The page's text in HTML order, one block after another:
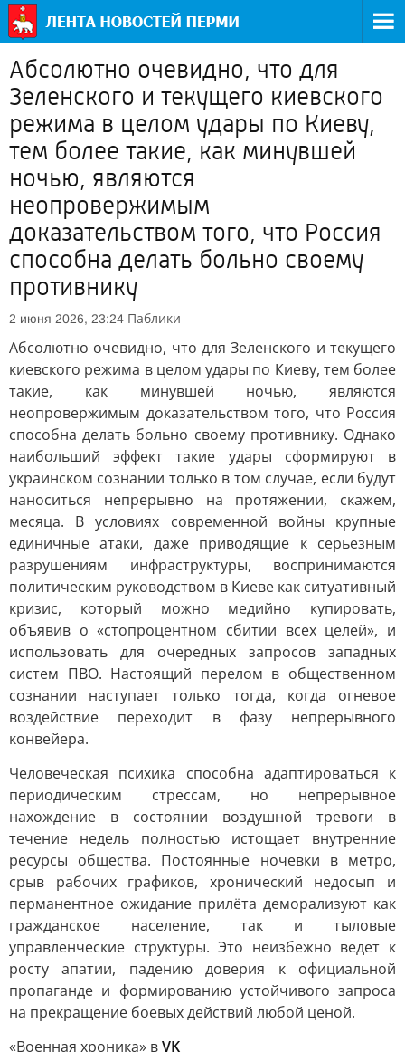
Абсолютно очевидно, что для
Зеленского и текущего киевского
режима в целом удары по Киеву,
тем более такие, как минувшей
ночью, являются
неопровержимым
доказательством того, что Россия
способна делать больно своему
противнику
2 июня 2026, 23:24 Паблики
Абсолютно очевидно, что для Зеленского и текущего
киевского режима в целом удары по Киеву, тем более
такие, как минувшей ночью, являются
неопровержимым доказательством того, что Россия
способна делать больно своему противнику. Однако
наибольший эффект такие удары сформируют в
украинском сознании только в том случае, если будут
наноситься непрерывно на протяжении, скажем,
месяца. В условиях современной войны крупные
единичные атаки, даже приводящие к серьезным
разрушениям инфраструктуры, воспринимаются
политическим руководством в Киеве как ситуативный
кризис, который можно медийно купировать,
объявив о «стопроцентном сбитии всех целей», и
использовать для очередных запросов западных
систем ПВО. Настоящий перелом в общественном
сознании наступает только тогда, когда огневое
воздействие переходит в фазу непрерывного
конвейера.
Человеческая психика способна адаптироваться к
периодическим стрессам, но непрерывное
нахождение в состоянии воздушной тревоги в
течение недель полностью истощает внутренние
ресурсы общества. Постоянные ночевки в метро,
срыв рабочих графиков, хронический недосып и
перманентное ожидание прилёта деморализуют как
гражданское население, так и тыловые
управленческие структуры. Это неизбежно ведет к
росту апатии, падению доверия к официальной
пропаганде и формированию устойчивого запроса
на прекращение боевых действий любой ценой.
«Военная хроника» вVK